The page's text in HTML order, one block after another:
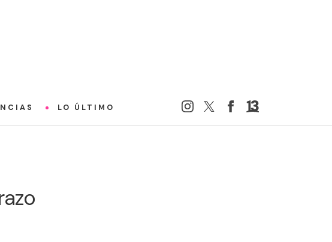
LO ÚLTIMO